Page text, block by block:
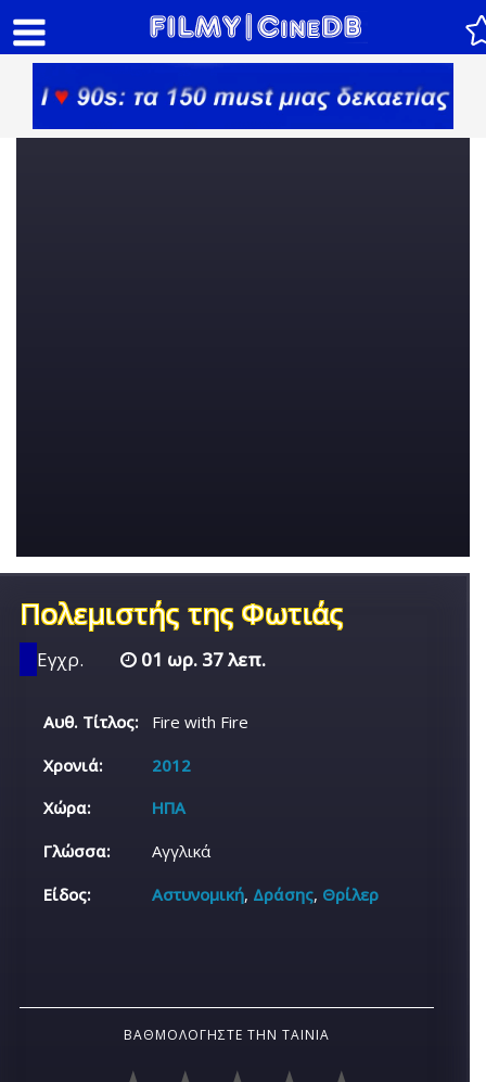
Πολεμιστής της Φωτιάς
Εγχρ. 01 ωρ. 37 λεπ.
Αυθ. Τίτλος:
Fire with Fire
Χρονιά:
2012
Χώρα:
ΗΠΑ
Γλώσσα:
Αγγλικά
Είδος:
Αστυνομική, Δράσης, Θρίλερ
ΒΑΘΜΟΛΟΓΉΣΤΕ ΤΗΝ ΤΑΙΝΊΑ